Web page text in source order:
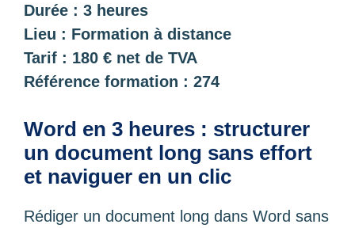
Durée : 3 heures
Lieu : Formation à distance
Tarif : 180 € net de TVA
Référence formation : 274
Word en 3 heures : structurer
un document long sans effort
et naviguer en un clic
Rédiger un document long dans Word sans